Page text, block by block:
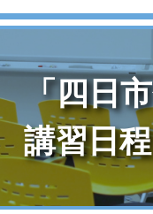
「四日
講習日